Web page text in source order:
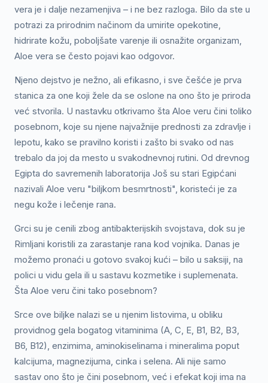
vera je i dalje nezamenjiva – i ne bez razloga. Bilo da ste u
potrazi za prirodnim načinom da umirite opekotine,
hidrirate kožu, poboljšate varenje ili osnažite organizam,
Aloe vera se često pojavi kao odgovor.
Njeno dejstvo je nežno, ali efikasno, i sve češće je prva
stanica za one koji žele da se oslone na ono što je priroda
već stvorila. U nastavku otkrivamo šta Aloe veru čini toliko
posebnom, koje su njene najvažnije prednosti za zdravlje i
lepotu, kako se pravilno koristi i zašto bi svako od nas
trebalo da joj da mesto u svakodnevnoj rutini. Od drevnog
Egipta do savremenih laboratorija Još su stari Egipćani
nazivali Aloe veru "biljkom besmrtnosti", koristeći je za
negu kože i lečenje rana.
Grci su je cenili zbog antibakterijskih svojstava, dok su je
Rimljani koristili za zarastanje rana kod vojnika. Danas je
možemo pronaći u gotovo svakoj kući – bilo u saksiji, na
polici u vidu gela ili u sastavu kozmetike i suplemenata.
Šta Aloe veru čini tako posebnom?
Srce ove biljke nalazi se u njenim listovima, u obliku
providnog gela bogatog vitaminima (A, C, E, B1, B2, B3,
B6, B12), enzimima, aminokiselinama i mineralima poput
kalcijuma, magnezijuma, cinka i selena. Ali nije samo
sastav ono što je čini posebnom, već i efekat koji ima na